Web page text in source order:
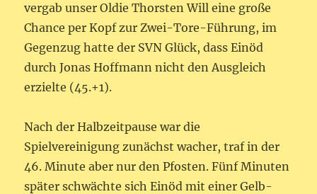
vergab unser Oldie Thorsten Will eine große
Chance per Kopf zur Zwei-Tore-Führung, im
Gegenzug hatte der SVN Glück, dass Einöd
durch Jonas Hoffmann nicht den Ausgleich
erzielte (45.+1).
Nach der Halbzeitpause war die
Spielvereinigung zunächst wacher, traf in der
46. Minute aber nur den Pfosten. Fünf Minuten
später schwächte sich Einöd mit einer Gelb-